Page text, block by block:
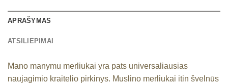
APRAŠYMAS
ATSILIEPIMAI
Mano manymu merliukai yra pats universaliausias
naujagimio kraitelio pirkinys. Muslino merliukai itin švelnūs